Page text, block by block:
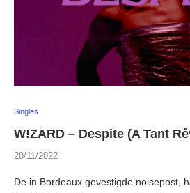
Singles
W!ZARD – Despite (A Tant
28/11/2022
De in Bordeaux gevestigde noisepost,